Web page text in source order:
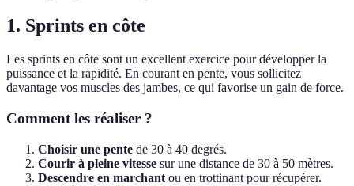
1. Sprints en côte
Les sprints en côte sont un excellent exercice pour développer la
puissance et la rapidité. En courant en pente, vous sollicitez
davantage vos muscles des jambes, ce qui favorise un gain de force.
Comment les réaliser ?
Choisir une pente de 30 à 40 degrés.
Courir à pleine vitesse sur une distance de 30 à 50 mètres.
Descendre en marchant ou en trottinant pour récupérer.